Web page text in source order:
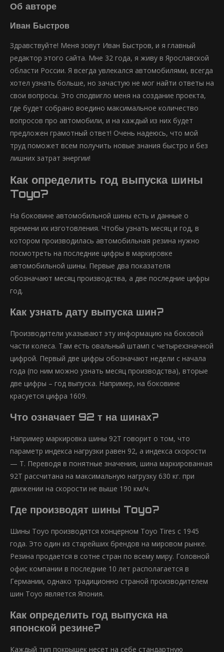
Об авторе
Иван Быстров
Здравствуйте! Меня зовут Иван Быстров, и я главный
редактор этого сайта. Мне 32 года, я живу в Ярославской
области России. Я всегда увлекался автомобилями, всегда
хотел узнать больше, но зачастую не мог найти ответы на
свои вопросы. Это сподвигло меня на создание проекта,
где будет собрано воедино максимальное количество
вопросов про автомобили, и на каждый из них будет
предложен грамотный ответ! Очень надеюсь, что мой
труд поможет всем получить новые знания быстро и без
лишних затрат энергии!
Как определить год выпуска шины
Toyo?
На боковине автомобильной шины есть и данные о
времени их изготовления. Чтобы узнать месяц и год, в
котором производилась автомобильная резина нужно
посмотреть на последние цифры в маркировке
автомобильной шины. Первые два показателя
обозначают месяц производства, а две последние цифры
год.
Как узнать дату выпуска шин?
Производители указывают эту информацию на боковой
части колеса. Там есть овальный штамп с четырехзначной
цифрой. Первый две цифры обозначают недели с начала
года (по ним можно узнать месяц производства), вторые
две цифры – год выпуска. Например, на боковине
красуется цифра 1609.
Что означает 92 т на шинах?
Например маркировка шины 92T говорит о том, что
параметр индекса нагрузки равен 92, а индекса скорости
— T. Переводя в понятные значения, шина маркированная
92Т рассчитана на максимальную нагрузку 630 кг. при
движении на скорости не выше 190 км/ч.
Где производят шины Toyo?
Шины Toyo производятся концерном Toyo Tires с 1945
года. Это один из старейших брендов на мировом рынке.
Резина продается в сотне стран по всему миру. Головной
офис компании в последние 10 лет располагается в
Германии, однако традиционно страной производителем
шин Toyo является Япония.
Как определить год выпуска на
японской резине?
Каждый тип покрышек несет на себе стандартную